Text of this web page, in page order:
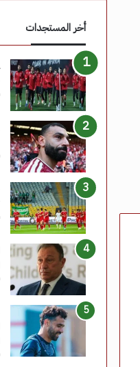
أخر المستجدات